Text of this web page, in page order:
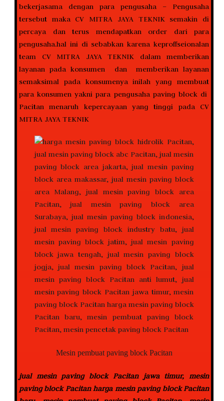
bekerjasama dengan para pengusaha – Pengusaha
tersebut maka CV MITRA JAYA TEKNIK semakin di
percaya dan terus mendapatkan order dari para
pengusaha.hal ini di sebabkan karena keproffseionalan
team CV MITRA JAYA TEKNIK dalam memberikan
layanan pada konsumen dan memberikan layanan
semaksimal pada konsumenya inilah yang membuat
para konsumen yakni para pengusaha paving block di
Pacitan menaruh kepercayaan yang tinggi pada CV
MITRA JAYA TEKNIK
Mesin pembuat paving block Pacitan
jual mesin paving block Pacitan jawa timur, mesin
paving block Pacitan harga mesin paving block Pacitan